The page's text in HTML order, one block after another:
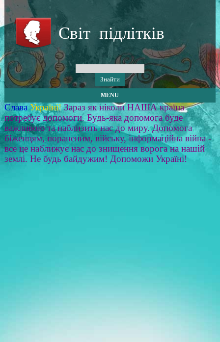
Світ підлітків
MENU
Слава Україні! Зараз як ніколи НАША країна
потребує допомоги. Будь-яка допомога буде
важливою та наблизить нас до миру. Допомога
біженцям, пораненим, війську, інформаційна війна -
все це наближує нас до знищення ворога на нашій
землі. Не будь байдужим! Допоможи Україні!